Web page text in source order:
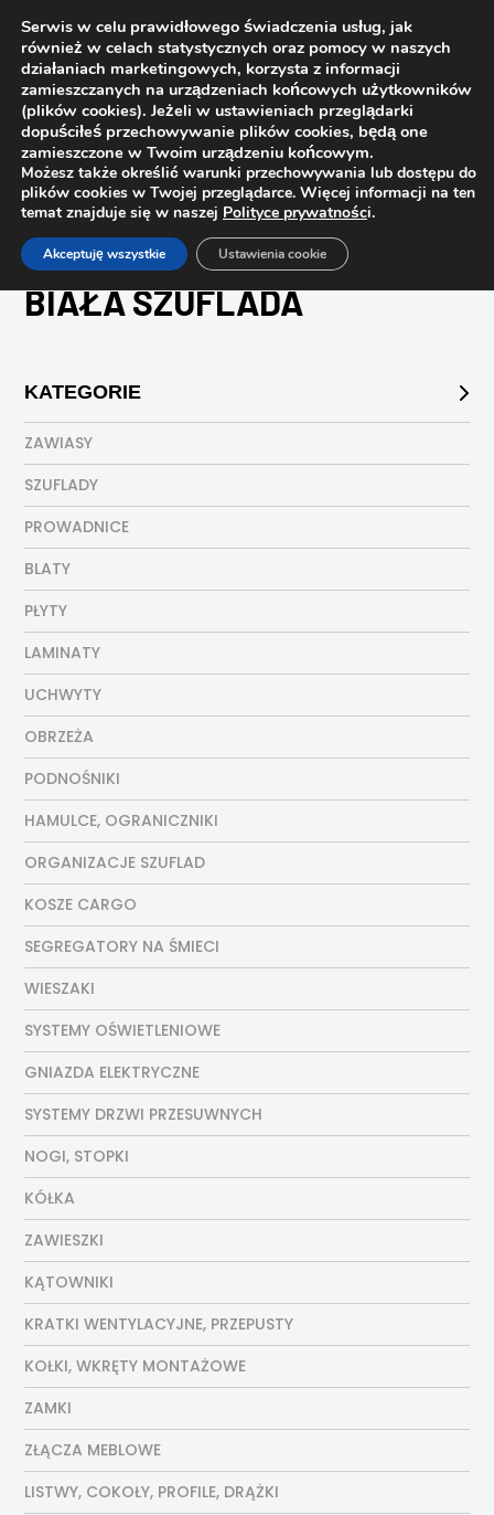
Strona główna Sklep biała szuflada
BIAŁA SZUFLADA
KATEGORIE
ZAWIASY
SZUFLADY
PROWADNICE
BLATY
PŁYTY
LAMINATY
UCHWYTY
OBRZEŻA
PODNOŚNIKI
HAMULCE, OGRANICZNIKI
ORGANIZACJE SZUFLAD
KOSZE CARGO
SEGREGATORY NA ŚMIECI
WIESZAKI
SYSTEMY OŚWIETLENIOWE
GNIAZDA ELEKTRYCZNE
SYSTEMY DRZWI PRZESUWNYCH
NOGI, STOPKI
KÓŁKA
ZAWIESZKI
KĄTOWNIKI
KRATKI WENTYLACYJNE, PRZEPUSTY
KOŁKI, WKRĘTY MONTAŻOWE
ZAMKI
ZŁĄCZA MEBLOWE
LISTWY, COKOŁY, PROFILE, DRĄŻKI
Serwis w celu prawidłowego świadczenia usług, jak
również w celach statystycznych oraz pomocy w naszych
działaniach marketingowych, korzysta z informacji
zamieszczanych na urządzeniach końcowych użytkowników
(plików cookies). Jeżeli w ustawieniach przeglądarki
dopuściłeś przechowywanie plików cookies, będą one
zamieszczone w Twoim urządzeniu końcowym.
Możesz także określić warunki przechowywania lub dostępu do
plików cookies w Twojej przeglądarce. Więcej informacji na ten
temat znajduje się w naszej Polityce prywatności.
Akceptuję wszystkie Ustawienia cookie